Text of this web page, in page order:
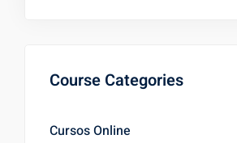
Course Categories
Cursos Online